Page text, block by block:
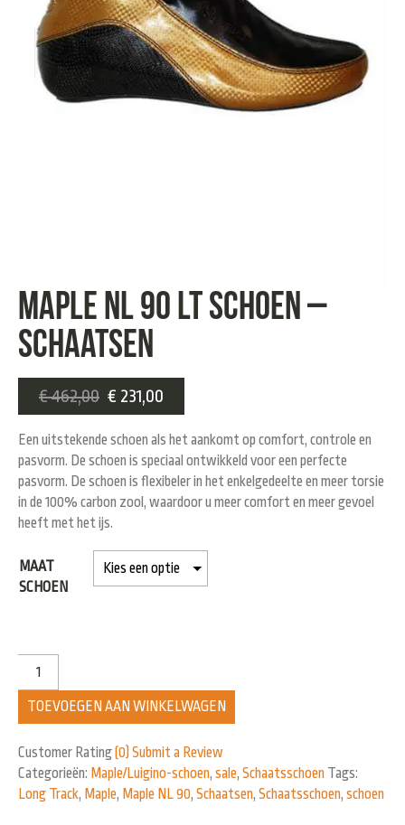
Maple NL 90 LT Schoen –
Schaatsen
€462,00 € 231,00
Een uitstekende schoen als het aankomt op comfort, controle en
pasvorm. De schoen is speciaal ontwikkeld voor een perfecte
pasvorm. De schoen is flexibeler in het enkelgedeelte en meer torsie
in de 100% carbon zool, waardoor u meer comfort en meer gevoel
heeft met het ijs.
MAAT
SCHOEN
TOEVOEGEN AAN WINKELWAGEN
Customer Rating(0) Submit a Review
Categorieën: Maple/Luigino-schoen, sale, Schaatsschoen Tags:
Long Track, Maple, Maple NL 90, Schaatsen, Schaatsschoen, schoen